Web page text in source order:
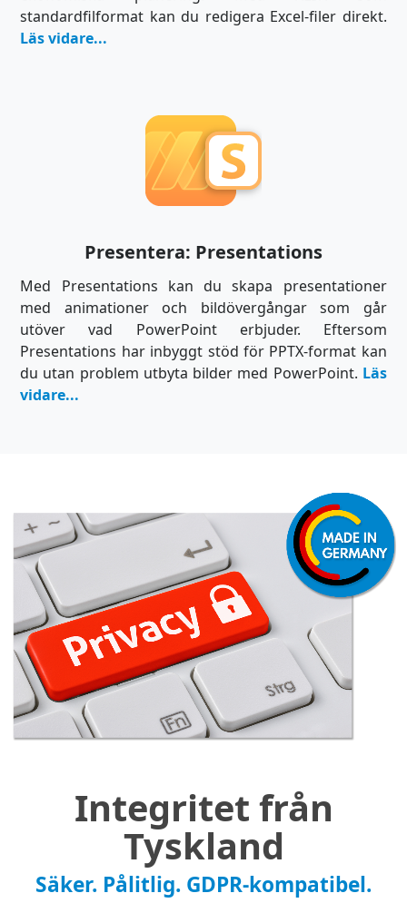
standardfilformat kan du redigera Excel-filer direkt.
Läs vidare...
Presentera: Presentations
Med Presentations kan du skapa presentationer
med animationer och bildövergångar som går
utöver vad PowerPoint erbjuder. Eftersom
Presentations har inbyggt stöd för PPTX-format kan
du utan problem utbyta bilder med PowerPoint. Läs
vidare...
Integritet från
Tyskland
Säker. Pålitlig. GDPR-kompatibel.